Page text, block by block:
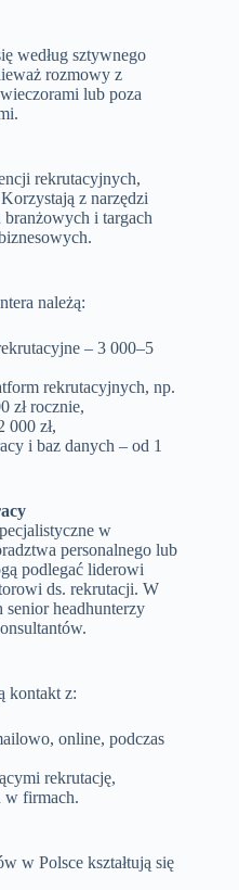
według sztywnego
rozmowy z
lub poza
rekrutacyjnych,
z narzędzi
i targach
należą:
– 3 000–5
rekrutacyjnych, np.
zł rocznie,
000 zł,
i baz danych – od 1
w
personalnego lub
podlegać liderowi
ds. rekrutacji. W
headhunterzy
kontakt z:
online, podczas
rekrutację,
w firmach.
w Polsce kształtują się